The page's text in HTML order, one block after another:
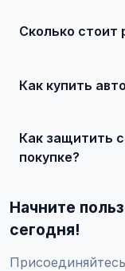
Автокресла",
Сколько
доступно
Как купить
встрече и
Как защитить
покупке?
предоплату
Начните
сегодня!